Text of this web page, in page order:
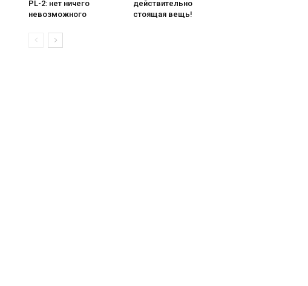
PL-2: нет ничего
невозможного
действительно
стоящая вещь!